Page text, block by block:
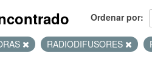
Ordenar por
RADIODIFUSORES